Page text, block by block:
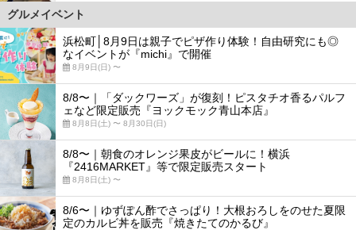
グルメイベント
浜松町│8月9日は親子でピザ作り体験！自由研究にも◎
なイベントが『michi』で開催
8月9日(日) 〜
8/8〜｜「ダックワーズ」が復刻！ピスタチオ香るパルフ
ェなど限定販売『ヨックモック青山本店』
8月8日(土) 〜 8月30日(日)
8/8〜｜朝食のオレンジ果皮がビールに！横浜
『2416MARKET』等で限定販売スタート
8月8日(土) 〜
8/6〜｜ゆずぽん酢でさっぱり！大根おろしをのせた夏限
定のカルビ丼を販売『焼きたてのかるび』